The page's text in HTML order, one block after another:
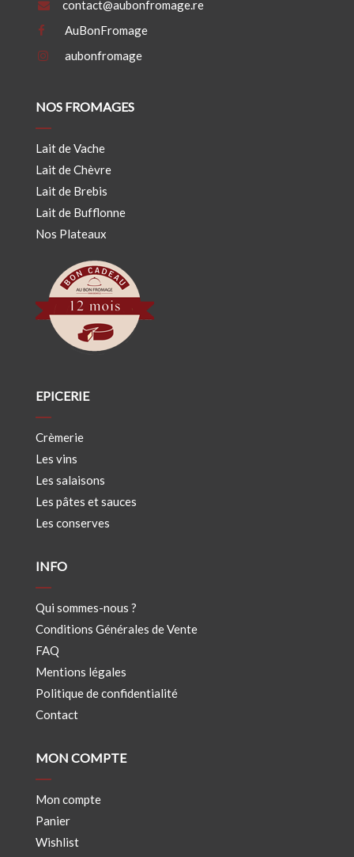
contact@aubonfromage.re
AuBonFromage
aubonfromage
NOS FROMAGES
Lait de Vache
Lait de Chèvre
Lait de Brebis
Lait de Bufflonne
Nos Plateaux
EPICERIE
Crèmerie
Les vins
Les salaisons
Les pâtes et sauces
Les conserves
INFO
Qui sommes-nous ?
Conditions Générales de Vente
FAQ
Mentions légales
Politique de confidentialité
Contact
MON COMPTE
Mon compte
Panier
Wishlist